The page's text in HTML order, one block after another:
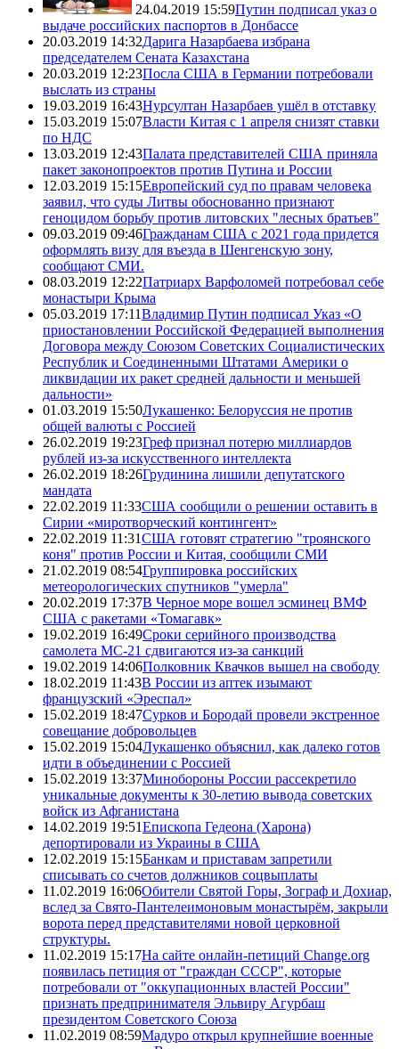
24.04.2019 15:59Путин подписал указ о
выдаче российских паспортов в Донбассе
20.03.2019 14:32Дарига Назарбаева избрана
председателем Сената Казахстана
20.03.2019 12:23Посла США в Германии потребовали
выслать из страны
19.03.2019 16:43Нурсултан Назарбаев ушёл в отставку
15.03.2019 15:07Власти Китая с 1 апреля снизят ставки
по НДС
13.03.2019 12:43Палата представителей США приняла
пакет законопроектов против Путина и России
12.03.2019 15:15Европейский суд по правам человека
заявил, что суды Литвы обоснованно признают
геноцидом борьбу против литовских "лесных братьев"
09.03.2019 09:46Гражданам США с 2021 года придется
оформлять визу для въезда в Шенгенскую зону,
сообщают СМИ.
08.03.2019 12:22Патриарх Варфоломей потребовал себе
монастыри Крыма
05.03.2019 17:11Владимир Путин подписал Указ «О
приостановлении Российской Федерацией выполнения
Договора между Союзом Советских Социалистических
Республик и Соединенными Штатами Америки о
ликвидации их ракет средней дальности и меньшей
дальности»
01.03.2019 15:50Лукашенко: Белоруссия не против
общей валюты с Россией
26.02.2019 19:23Греф признал потерю миллиардов
рублей из-за искусственного интеллекта
26.02.2019 18:26Грудинина лишили депутатского
мандата
22.02.2019 11:33США сообщили о решении оставить в
Сирии «миротворческий контингент»
22.02.2019 11:31США готовят стратегию "троянского
коня" против России и Китая, сообщили СМИ
21.02.2019 08:54Группировка российских
метеорологических спутников "умерла"
20.02.2019 17:37В Черное море вошел эсминец ВМФ
США с ракетами «Томагавк»
19.02.2019 16:49Сроки серийного производства
самолета МС-21 сдвигаются из-за санкций
19.02.2019 14:06Полковник Квачков вышел на свободу
18.02.2019 11:43В России из аптек изымают
французский «Эреспал»
15.02.2019 18:47Сурков и Бородай провели экстренное
совещание добровольцев
15.02.2019 15:04Лукашенко объяснил, как далеко готов
идти в объединении с Россией
15.02.2019 13:37Минобороны России рассекретило
уникальные документы к 30-летию вывода советских
войск из Афганистана
14.02.2019 19:51Епископа Гедеона (Харона)
депортировали из Украины в США
12.02.2019 15:15Банкам и приставам запретили
списывать со счетов должников соцвыплаты
11.02.2019 16:06Обители Святой Горы, Зограф и Дохиар,
вслед за Свято-Пантелеимоновым монастырём, закрыли
ворота перед представителями новой церковной
структуры.
11.02.2019 15:17На сайте онлайн-петиций Change.org
появилась петиция от "граждан СССР", которые
потребовали от "оккупационных властей России"
признать предпринимателя Эльвиру Агурбаш
президентом Советского Союза
11.02.2019 08:59Мадуро открыл крупнейшие военные